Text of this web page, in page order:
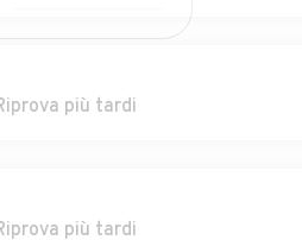
Auto usate
Auto usate Santa
più tardi
più tardi